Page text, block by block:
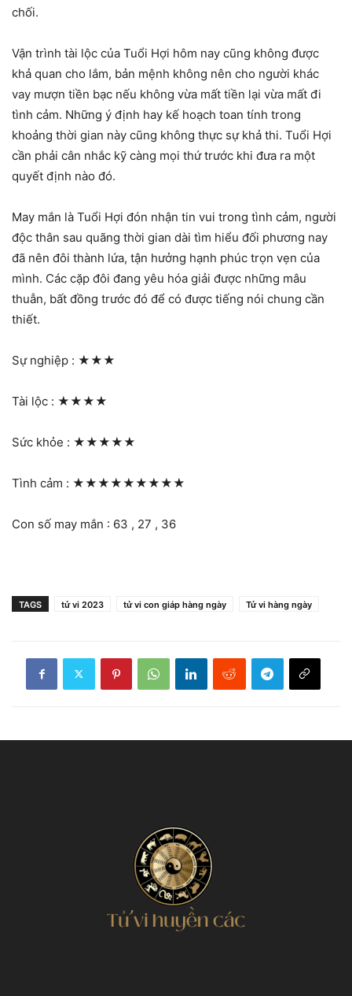
chối.
Vận trình tài lộc của Tuổi Hợi hôm nay cũng không được
khả quan cho lắm, bản mệnh không nên cho người khác
vay mượn tiền bạc nếu không vừa mất tiền lại vừa mất đi
tình cảm. Những ý định hay kế hoạch toan tính trong
khoảng thời gian này cũng không thực sự khả thi. Tuổi Hợi
cần phải cân nhắc kỹ càng mọi thứ trước khi đưa ra một
quyết định nào đó.
May mắn là Tuổi Hợi đón nhận tin vui trong tình cảm, người
độc thân sau quãng thời gian dài tìm hiểu đối phương nay
đã nên đôi thành lứa, tận hưởng hạnh phúc trọn vẹn của
mình. Các cặp đôi đang yêu hóa giải được những mâu
thuẫn, bất đồng trước đó để có được tiếng nói chung cần
thiết.
Sự nghiệp : ★★★
Tài lộc : ★★★★
Sức khỏe : ★★★★★
Tình cảm : ★★★★★★★★★
Con số may mắn : 63 , 27 , 36
TAGS tử vi 2023 tử vi con giáp hàng ngày Tử vi hàng ngày